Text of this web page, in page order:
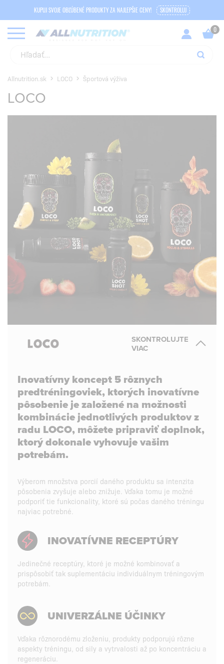
KUPUJ SVOJE OBĽÚBENÉ PRODUKTY ZA NAJLEPŠIE CENY! SKONTROLUJ
Allnutrition.sk LOCO Športová výživa
LOCO
SKONTROLUJTE
VIAC
Inovatívny koncept 5 rôznych
predtréningoviek, ktorých inovatívne
pôsobenie je založené na možnosti
kombinácie jednotlivých produktov z
radu LOCO, môžete pripraviť doplnok,
ktorý dokonale vyhovuje vašim
potrebám.
Výberom množstva porcií daného produktu sa intenzita
pôsobenia zvyšuje alebo znižuje. Vďaka tomu je možné
podporiť tie funkcionality, ktoré sú počas daného tréningu
najviac potrebné.
INOVATÍVNE RECEPTÚRY
Jedinečné receptúry, ktoré je možné kombinovať a
prispôsobiť tak suplementáciu individuálnym tréningovým
potrebám.
UNIVERZÁLNE ÚČINKY
Vďaka rôznorodému zloženiu, produkty podporujú rôzne
aspekty tréningu, od sily a vytrvalosti až po koncentráciu a
regeneráciu.